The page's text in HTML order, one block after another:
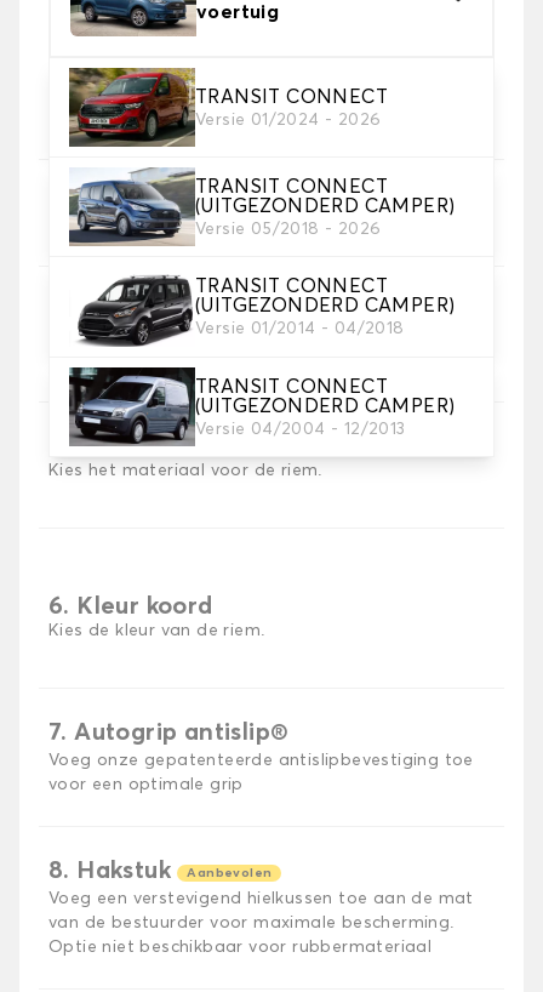
voertuig
TRANSIT CONNECT
Versie 01/2024 - 2026
TRANSIT CONNECT
(UITGEZONDERD CAMPER)
Versie 05/2018 - 2026
TRANSIT CONNECT
(UITGEZONDERD CAMPER)
Versie 01/2014 - 04/2018
TRANSIT CONNECT
(UITGEZONDERD CAMPER)
Versie 04/2004 - 12/2013
2. Materiaal
Kies het materiaal van uw automatten
3. Aantal matten
Selecteer het aantal automatten dat je nodig hebt.
4. Tapijt kleuren
Kies de kleur van je tapijt gebruiksaanwijzing.
5. Materiaal riem
Kies het materiaal voor de riem.
6. Kleur koord
Kies de kleur van de riem.
7. Autogrip antislip®
Voeg onze gepatenteerde antislipbevestiging toe
voor een optimale grip
8. Hakstuk Aanbevolen
Voeg een verstevigend hielkussen toe aan de mat
van de bestuurder voor maximale bescherming.
Optie niet beschikbaar voor rubbermateriaal